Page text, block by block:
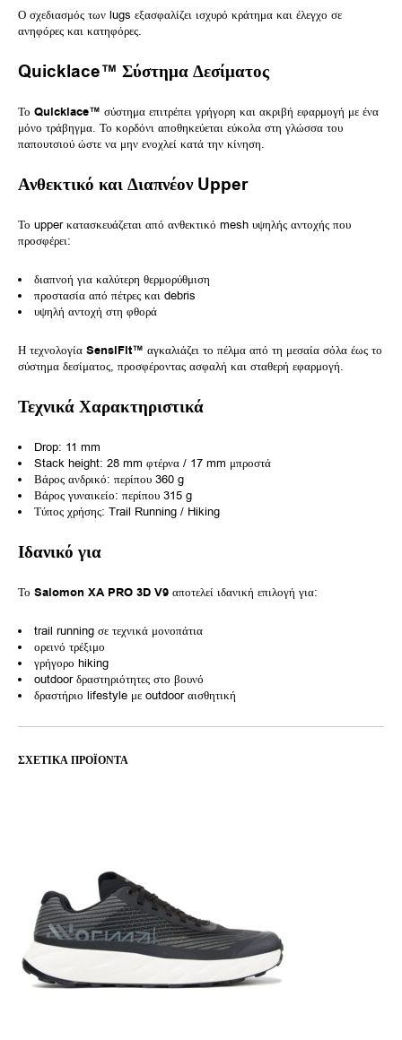
Ο σχεδιασμός των lugs εξασφαλίζει ισχυρό κράτημα και έλεγχο σε
ανηφόρες και κατηφόρες.
Quicklace™ Σύστημα Δεσίματος
Το Quicklace™ σύστημα επιτρέπει γρήγορη και ακριβή εφαρμογή με ένα
μόνο τράβηγμα. Το κορδόνι αποθηκεύεται εύκολα στη γλώσσα του
παπουτσιού ώστε να μην ενοχλεί κατά την κίνηση.
Ανθεκτικό και Διαπνέον Upper
Το upper κατασκευάζεται από ανθεκτικό mesh υψηλής αντοχής που
προσφέρει:
διαπνοή για καλύτερη θερμορύθμιση
προστασία από πέτρες και debris
υψηλή αντοχή στη φθορά
Η τεχνολογία SensiFit™ αγκαλιάζει το πέλμα από τη μεσαία σόλα έως το
σύστημα δεσίματος, προσφέροντας ασφαλή και σταθερή εφαρμογή.
Τεχνικά Χαρακτηριστικά
Drop: 11 mm
Stack height: 28 mm φτέρνα / 17 mm μπροστά
Βάρος ανδρικό: περίπου 360 g
Βάρος γυναικείο: περίπου 315 g
Τύπος χρήσης: Trail Running / Hiking
Ιδανικό για
Το Salomon XA PRO 3D V9 αποτελεί ιδανική επιλογή για:
trail running σε τεχνικά μονοπάτια
ορεινό τρέξιμο
γρήγορο hiking
outdoor δραστηριότητες στο βουνό
δραστήριο lifestyle με outdoor αισθητική
ΣΧΕΤΙΚΆ ΠΡΟΪΌΝΤΑ